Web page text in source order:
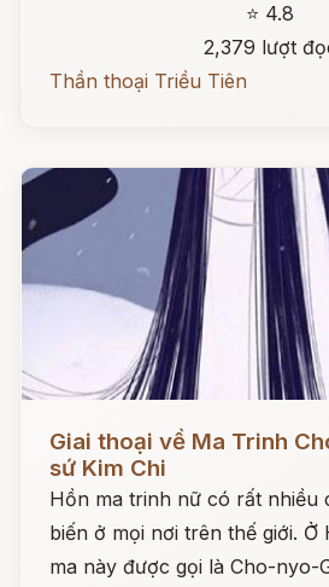
⭐ 4.8
2,379 lượt
Thần thoại Triều Tiên
Giai thoại về Ma Trinh
sứ Kim Chi
Hồn ma trinh nữ có rất nhiều
biến ở mọi nơi trên thế giới. Ở
ma này được gọi là Cho-nyo-